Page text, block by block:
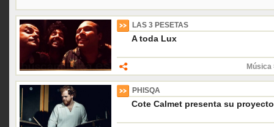
LAS 3 PESETAS
A toda Lux
Música
PHISQA
Cote Calmet presenta su